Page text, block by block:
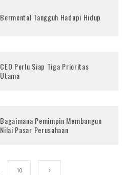
Bermental Tangguh Hadapi Hidup
CEO Perlu Siap Tiga Prioritas
Utama
Bagaimana Pemimpin Membangun
Nilai Pasar Perusahaan
10